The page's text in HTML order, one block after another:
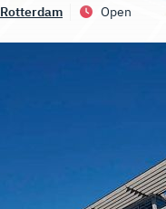
Rotterdam Open